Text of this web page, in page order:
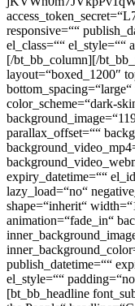
responsive=““
el_class=““ el_style=““
[/bt_bb_column][/
layout=“boxed_1200″
color_scheme=“dark-
parallax_offset=““
expiry_datetime=““
lazy_load=“no“
shape=“inherit“
animation=“fade_in“
publish_datetime=““
el_style=““
[bt_bb_headline